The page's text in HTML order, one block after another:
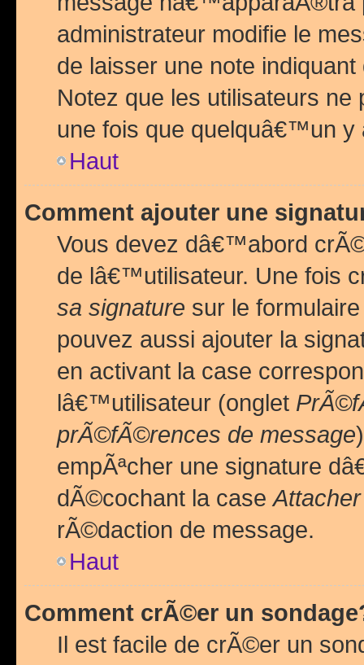
administrateur modifie le
de laisser une note
Notez que les utilisateurs
une fois que quelquâ€™un y
Haut
Comment ajouter une
Vous devez dâ€™abord
de lâ€™utilisateur. Une fois
sa signature sur le
pouvez aussi ajouter la
en activant la case
lâ€™utilisateur (onglet
prÃ©fÃ©rences de message
empÃªcher une signature
dÃ©cochant la case
rÃ©daction de message.
Haut
Comment crÃ©er un
Il est facile de crÃ©er un